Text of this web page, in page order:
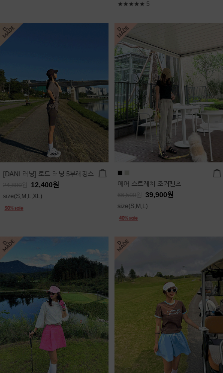
★★★★★ 5
[DANI 러닝] 로드 러닝 5부레깅스
24,800 12,400원
size(S,M,L,XL)
에어 스트레치 조거팬츠
66,500 39,900원
size(S,M,L)